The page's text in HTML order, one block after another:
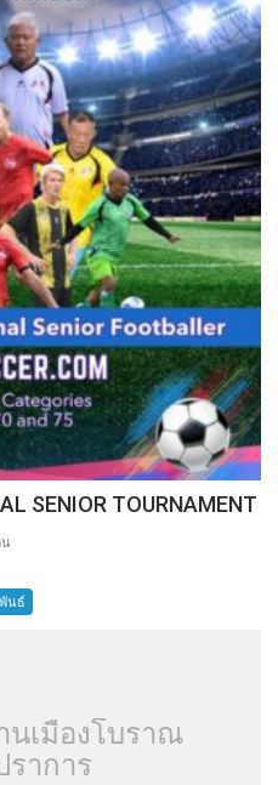
SENIOR TOURNAMENT
INTERNATIONAL
SENIOR
นธ์
นเมืองโบราณ
าการ